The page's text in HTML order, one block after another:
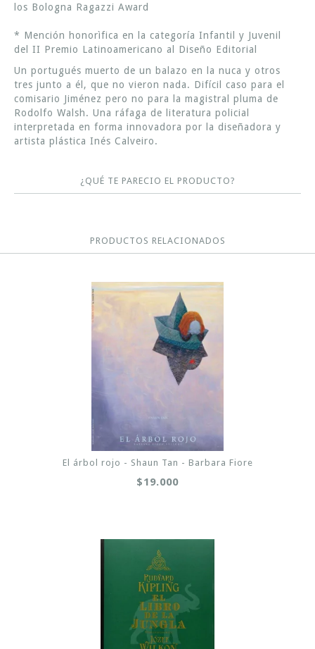
los Bologna Ragazzi Award
* Mención honorìfica en la categoría Infantil y Juvenil
del II Premio Latinoamericano al Diseño Editorial
Un portugués muerto de un balazo en la nuca y otros
tres junto a él, que no vieron nada. Difícil caso para el
comisario Jiménez pero no para la magistral pluma de
Rodolfo Walsh. Una ráfaga de literatura policial
interpretada en forma innovadora por la diseñadora y
artista plástica Inés Calveiro.
¿QUÉ TE PARECIO EL PRODUCTO?
PRODUCTOS RELACIONADOS
El árbol rojo - Shaun Tan - Barbara Fiore
$19.000